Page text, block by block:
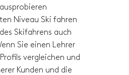
Niveau Ski fahren
Skifahrens auch
Sie einen Lehrer
vergleichen und
Kunden und die